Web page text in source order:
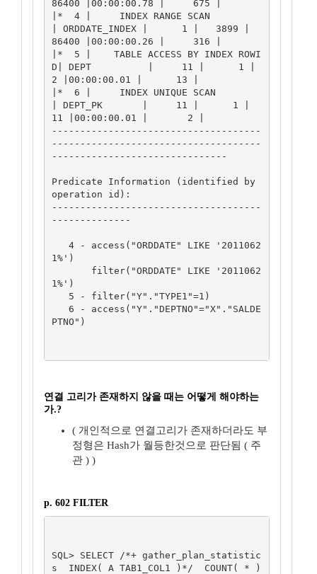
86400 |00:00:00.78 |     675 |
|*  4 |     INDEX RANGE SCAN
| ORDDATE_INDEX |      1 |   3899 |
86400 |00:00:00.26 |     316 |
|*  5 |    TABLE ACCESS BY INDEX ROWI
D| DEPT          |     11 |      1 |
2 |00:00:00.01 |      13 |
|*  6 |     INDEX UNIQUE SCAN
| DEPT_PK       |     11 |      1 |
11 |00:00:00.01 |       2 |
-------------------------------------
-------------------------------------
-------------------------------
Predicate Information (identified by
operation id):
-------------------------------------
--------------
1%')
1%')
PTNO")
연결 고리가 존재하지 않을 때는 어떻게 해야하는
가.?
( 개인적으로 연결고리가 존재하더라도 부
정형은 Hash가 월등한것으로 판단됨 ( 주
관 ) )
p. 602 FILTER
SQL> SELECT /*+ gather_plan_statistic
s  INDEX( A TAB1_COL1 )*/  COUNT( * )